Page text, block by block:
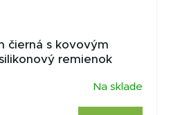
čierná s kovovým
remienok
Na sklade